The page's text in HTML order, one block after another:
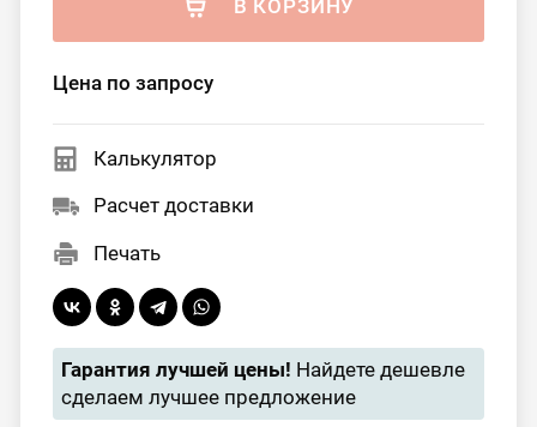
В КОРЗИНУ
Цена по запросу
Калькулятор
Расчет доставки
Печать
Гарантия лучшей цены! Найдете дешевле
сделаем лучшее предложение